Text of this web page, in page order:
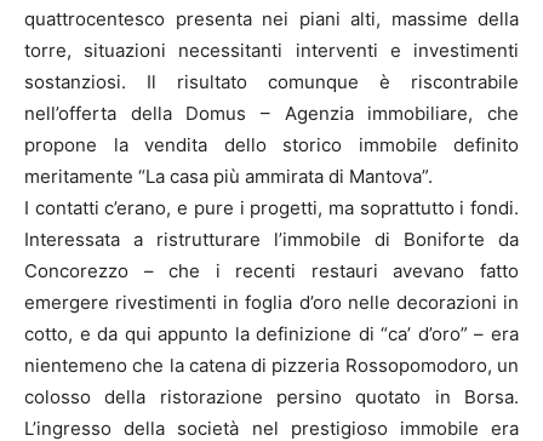
quattrocentesco presenta nei piani alti, massime della
torre, situazioni necessitanti interventi e investimenti
sostanziosi. Il risultato comunque è riscontrabile
nell’offerta della Domus – Agenzia immobiliare, che
propone la vendita dello storico immobile definito
meritamente “La casa più ammirata di Mantova”.
I contatti c’erano, e pure i progetti, ma soprattutto i fondi.
Interessata a ristrutturare l’immobile di Boniforte da
Concorezzo – che i recenti restauri avevano fatto
emergere rivestimenti in foglia d’oro nelle decorazioni in
cotto, e da qui appunto la definizione di “ca’ d’oro” – era
nientemeno che la catena di pizzeria Rossopomodoro, un
colosso della ristorazione persino quotato in Borsa.
L’ingresso della società nel prestigioso immobile era